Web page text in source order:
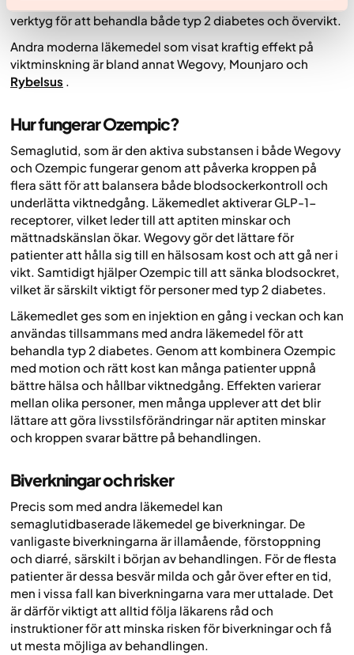
och minska hungerkänslor, vilket gör det till ett värdefullt
verktyg för att behandla både typ 2 diabetes och övervikt.
Andra moderna läkemedel som visat kraftig effekt på
viktminskning är bland annat Wegovy, Mounjaro och
Rybelsus
Hur fungerar Ozempic?
Semaglutid, som är den aktiva substansen i både Wegovy
och Ozempic fungerar genom att påverka kroppen på
flera sätt för att balansera både blodsockerkontroll och
underlätta viktnedgång. Läkemedlet aktiverar GLP-1-
receptorer, vilket leder till att aptiten minskar och
mättnadskänslan ökar. Wegovy gör det lättare för
patienter att hålla sig till en hälsosam kost och att gå ner i
vikt. Samtidigt hjälper Ozempic till att sänka blodsockret,
vilket är särskilt viktigt för personer med typ 2 diabetes.
Läkemedlet ges som en injektion en gång i veckan och kan
användas tillsammans med andra läkemedel för att
behandla typ 2 diabetes. Genom att kombinera Ozempic
med motion och rätt kost kan många patienter uppnå
bättre hälsa och hållbar viktnedgång. Effekten varierar
mellan olika personer, men många upplever att det blir
lättare att göra livsstilsförändringar när aptiten minskar
och kroppen svarar bättre på behandlingen.
Biverkningar och risker
Precis som med andra läkemedel kan
semaglutidbaserade läkemedel ge biverkningar. De
vanligaste biverkningarna är illamående, förstoppning
och diarré, särskilt i början av behandlingen. För de flesta
patienter är dessa besvär milda och går över efter en tid,
men i vissa fall kan biverkningarna vara mer uttalade. Det
är därför viktigt att alltid följa läkarens råd och
instruktioner för att minska risken för biverkningar och få
ut mesta möjliga av behandlingen.